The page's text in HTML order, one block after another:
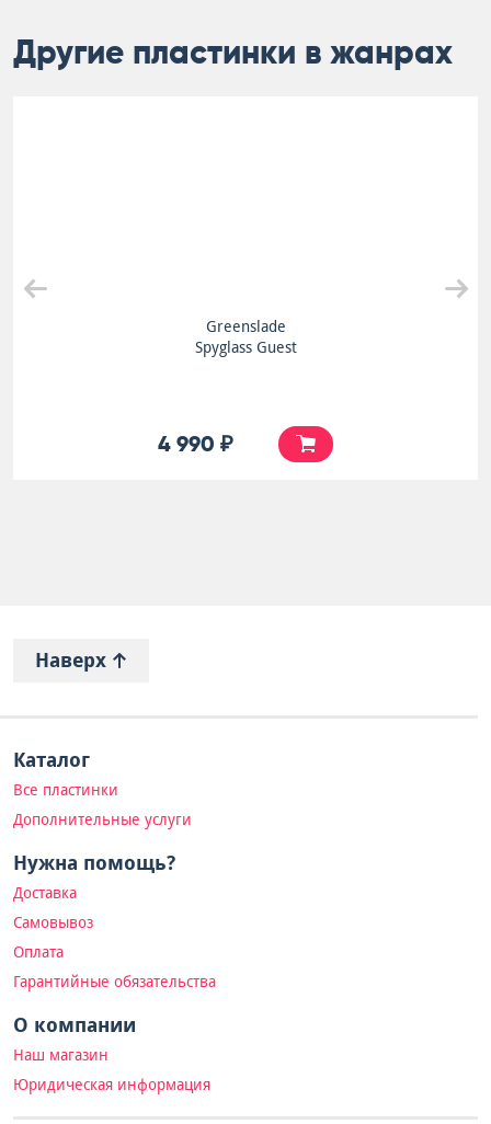
Другие пластинки в жанрах
Greenslade
Spyglass Guest
4 990 ₽
Наверх
Каталог
Все пластинки
Дополнительные услуги
Нужна помощь?
Доставка
Самовывоз
Оплата
Гарантийные обязательства
О компании
Наш магазин
Юридическая информация